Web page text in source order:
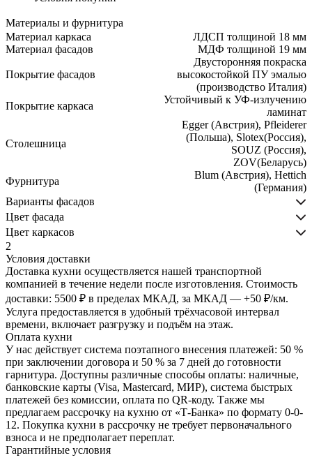
Материалы и фурнитура
Материал каркаса
ЛДСП толщиной 18 мм
Материал фасадов
МДФ толщиной 19 мм
Покрытие фасадов
Двусторонняя покраска
высокостойкой ПУ эмалью
(производство Италия)
Покрытие каркаса
Устойчивый к УФ-излучению
ламинат
Столешница
Egger (Австрия), Pfleiderer
(Польша), Slotex(Россия),
SOUZ (Россия),
ZOV(Беларусь)
Фурнитура
Blum (Австрия), Hettich
(Германия)
Варианты фасадов
Цвет фасада
БОЛЕЕ
2200
ЦВЕТОВ -
ЛЮБОЙ
ЦВЕТ ПО
КАТАЛОГАМ
RAL И NCS
Цвет каркасов
АНТРАЦИТ
БЕЛЫЙ
БАЗОВЫЙ
2
Условия доставки
Доставка кухни осуществляется нашей транспортной
компанией в течение недели после изготовления. Стоимость
доставки: 5500 ₽ в пределах МКАД, за МКАД — +50 ₽/км.
Услуга предоставляется в удобный трёхчасовой интервал
времени, включает разгрузку и подъём на этаж.
Оплата кухни
У нас действует система поэтапного внесения платежей: 50 %
при заключении договора и 50 % за 7 дней до готовности
гарнитура. Доступны различные способы оплаты: наличные,
банковские карты (Visa, Mastercard, МИР), система быстрых
платежей без комиссии, оплата по QR-коду. Также мы
предлагаем рассрочку на кухню от «Т-Банка» по формату 0-0-
12. Покупка кухни в рассрочку не требует первоначального
взноса и не предполагает переплат.
Гарантийные условия